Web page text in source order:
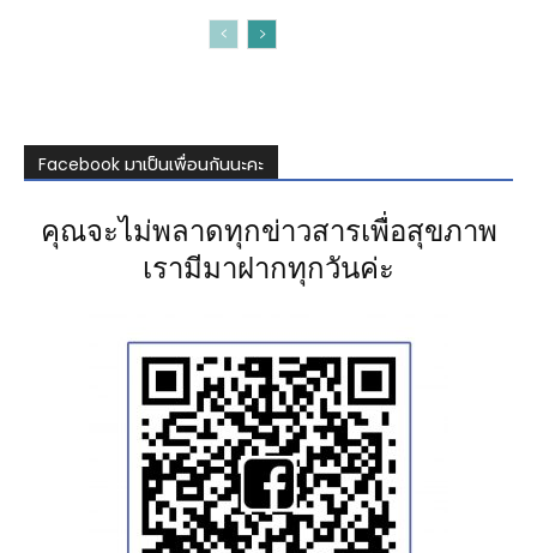
Facebook มาเป็นเพื่อนกันนะคะ
คุณจะไม่พลาดทุกข่าวสารเพื่อสุขภาพ
เรามีมาฝากทุกวันค่ะ